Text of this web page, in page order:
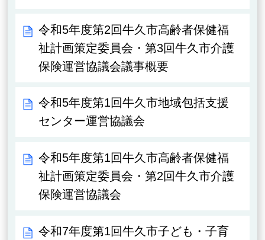
令和5年度第2回牛久市高齢者保健福
祉計画策定委員会・第3回牛久市介護
保険運営協議会議事概要
令和5年度第1回牛久市地域包括支援
センター運営協議会
令和5年度第1回牛久市高齢者保健福
祉計画策定委員会・第2回牛久市介護
保険運営協議会
令和7年度第1回牛久市子ども・子育